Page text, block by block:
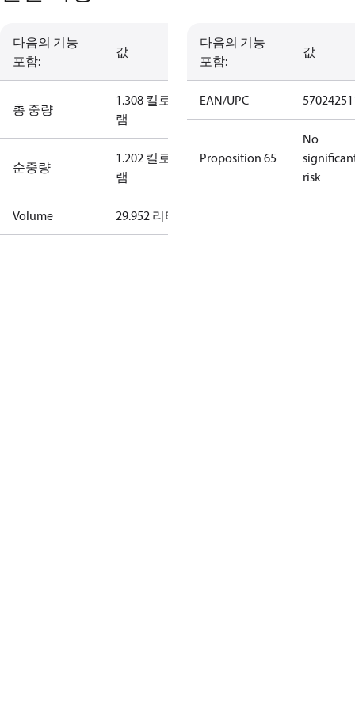
다음의 기능
포함:
값
총 중량
1.308 킬로그
램
순중량
1.202 킬로그
램
Volume 29.952 리터
다음의 기능
포함:
값
EAN/UPC
Proposition 65
No
risk